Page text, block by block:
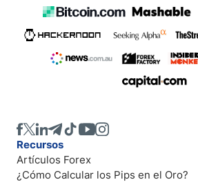
Recursos
Artículos Forex
¿Cómo Calcular los Pips en el Oro?